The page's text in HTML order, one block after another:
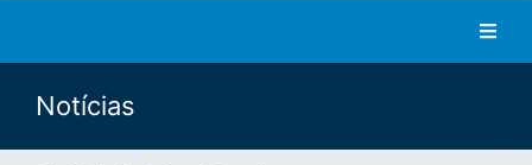
Notícias